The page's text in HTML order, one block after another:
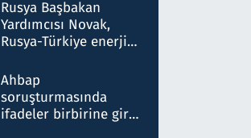
Rusya Başbakan
Yardımcısı Novak,
Rusya-Türkiye enerji
nitelikte olduğunu
belirtti
Ahbap
soruşturmasında
ifadeler birbirine girdi: